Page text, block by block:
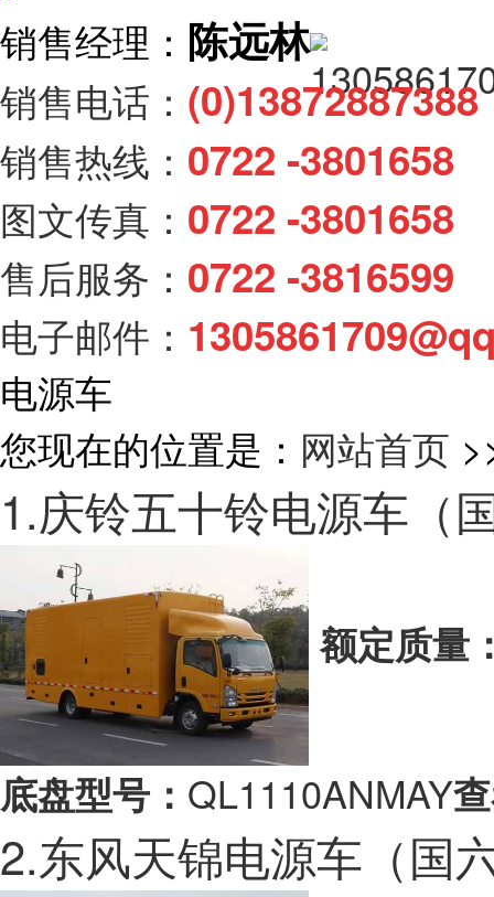
销售经理： 陈远林
销售电话：
销售热线： 0722 -3801658
图文传真： 0722 -3801658
售后服务： 0722 -3816599
电子邮件：
电源车
您现在的位置是： 网站首页
1.庆铃五十铃电源车（
额定质量
底盘型号： QL1110ANMAY
2.东风天锦电源车（国